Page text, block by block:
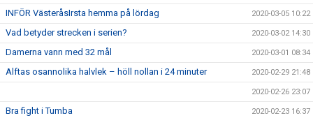
INFÖR VästeråsIrsta hemma på lördag 2020-03-05 10:22
Vad betyder strecken i serien? 2020-03-02 14:30
Damerna vann med 32 mål 2020-03-01 08:34
Alftas osannolika halvlek – höll nollan i 24 minuter 2020-02-29 21:48
2020-02-26 23:07
Bra fight i Tumba 2020-02-23 16:37